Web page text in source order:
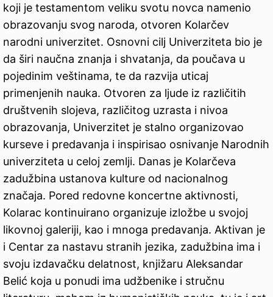
koji je testamentom veliku svotu novca namenio
obrazovanju svog naroda, otvoren Kolarčev
narodni univerzitet. Osnovni cilj Univerziteta bio je
da širi naučna znanja i shvatanja, da poučava u
pojedinim veštinama, te da razvija uticaj
primenjenih nauka. Otvoren za ljude iz različitih
društvenih slojeva, različitog uzrasta i nivoa
obrazovanja, Univerzitet je stalno organizovao
kurseve i predavanja i inspirisao osnivanje Narodnih
univerziteta u celoj zemlji. Danas je Kolarčeva
zadužbina ustanova kulture od nacionalnog
značaja. Pored redovne koncertne aktivnosti,
Kolarac kontinuirano organizuje izložbe u svojoj
likovnoj galeriji, kao i mnoga predavanja. Aktivan je
i Centar za nastavu stranih jezika, zadužbina ima i
svoju izdavačku delatnost, knjižaru Aleksandar
Belić koja u ponudi ima udžbenike i stručnu